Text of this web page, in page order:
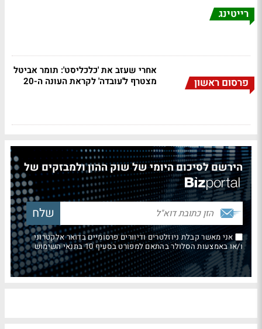
רייטינג
פרסום ראשון
אחרי שעזב את 'כלכליסט': תומר אביטל
מצטרף ל'עובדה' לקראת העונה ה-20
הירשם לסיכום היומי של שוק ההון ולמבזקים של
אני מאשר קבלת ניוזלטרים ודיוורים פרסומיים בדואר אלקטרוני
ו/או באמצעות הסלולר בהתאם למפורט בסעיף 10 בתנאי השימוש